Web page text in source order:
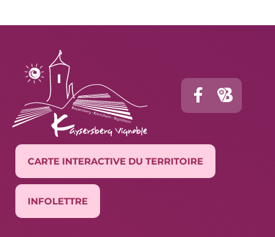
CARTE INTERACTIVE DU TERRITOIRE
INFOLETTRE